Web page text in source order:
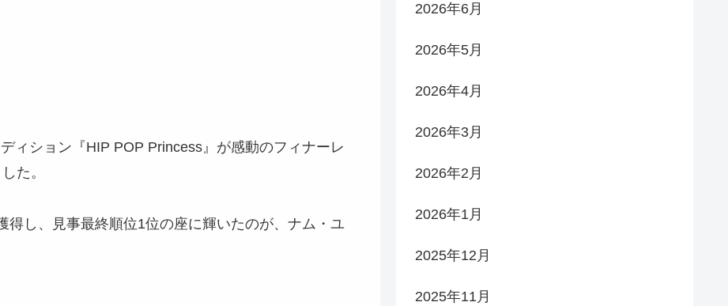
ィション『HIP POP Princess』が感動のフィナーレ
た。
得し、見事最終順位1位の座に輝いたのが、ナム・ユ
2026年6月
2026年5月
2026年4月
2026年3月
2026年2月
2026年1月
2025年12月
2025年11月